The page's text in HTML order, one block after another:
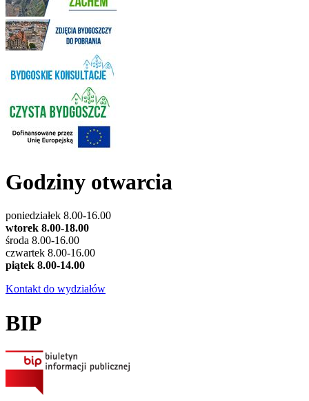
Godziny otwarcia
poniedziałek 8.00-16.00
wtorek 8.00-18.00
środa 8.00-16.00
czwartek 8.00-16.00
piątek 8.00-14.00
Kontakt do wydziałów
BIP